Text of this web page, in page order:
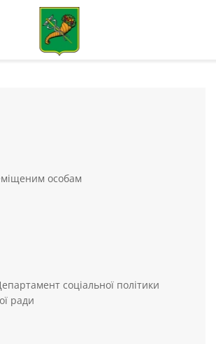
content
особам
соціальної політики
ради